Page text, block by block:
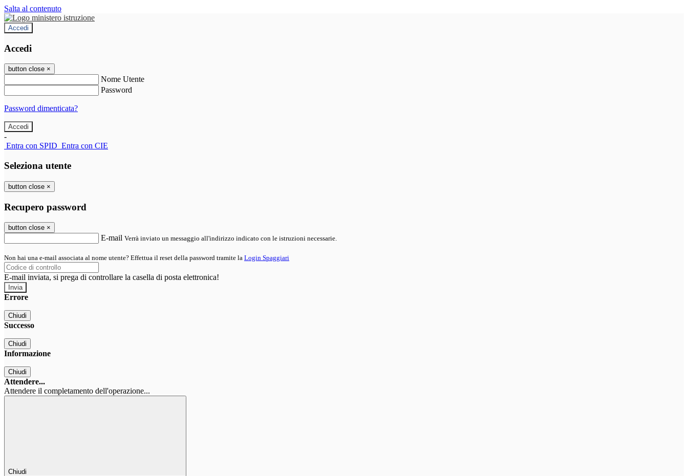
Salta al contenuto
Accedi
Accedi
button close ×
Nome Utente
Password
Password dimenticata?
-
Entra con SPID Entra con CIE
Seleziona utente
button close ×
Recupero password
button close ×
E-mail Verrà inviato un messaggio all'indirizzo indicato con le istruzioni necessarie.
Non hai una e-mail associata al nome utente? Effettua il reset della password tramite la Login Spaggiari
E-mail inviata, si prega di controllare la casella di posta elettronica!
Errore
Chiudi
Successo
Chiudi
Informazione
Chiudi
Attendere...
Attendere il completamento dell'operazione...
Chiudi